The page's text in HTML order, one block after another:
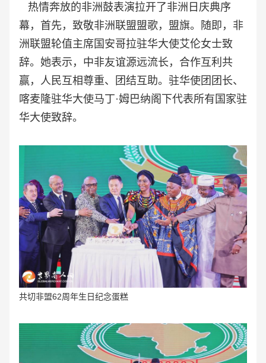
热情奔放的非洲鼓表演拉开了非洲日庆典序
幕，首先，致敬非洲联盟盟歌，盟旗。随即，非
洲联盟轮值主席国安哥拉驻华大使艾伦女士致
辞。她表示，中非友谊源远流长，合作互利共
赢，人民互相尊重、团结互助。 驻华使团团长、
喀麦隆驻华大使马丁·姆巴纳阁下代表所有国家驻
华大使致辞。
共切非盟62周年生日纪念蛋糕